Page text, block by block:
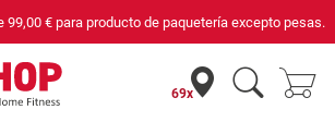
paquetería excepto pesas. Compra con seguridad
69x